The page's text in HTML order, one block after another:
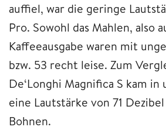
auffiel, war die geringe
Pro. Sowohl das Mahlen, also
Kaffeeausgabe waren mit
bzw. 53 recht leise. Zum
De‘Longhi Magnifica S kam in
eine Lautstärke von 71
Bohnen.